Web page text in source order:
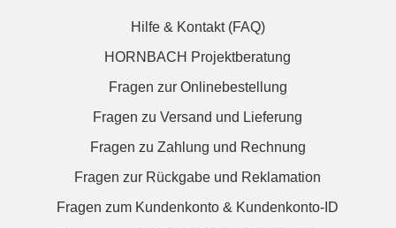
Hilfe & Kontakt (FAQ)
HORNBACH Projektberatung
Fragen zur Onlinebestellung
Fragen zu Versand und Lieferung
Fragen zu Zahlung und Rechnung
Fragen zur Rückgabe und Reklamation
Fragen zum Kundenkonto & Kundenkonto-ID